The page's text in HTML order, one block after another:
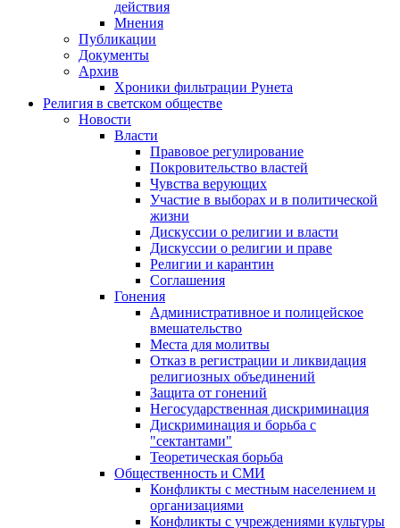
действия
Мнения
Публикации
Документы
Архив
Хроники фильтрации Рунета
Религия в светском обществе
Новости
Власти
Правовое регулирование
Покровительство властей
Чувства верующих
Участие в выборах и в политической
жизни
Дискуссии о религии и власти
Дискуссии о религии и праве
Религии и карантин
Соглашения
Гонения
Административное и полицейское
вмешательство
Места для молитвы
Отказ в регистрации и ликвидация
религиозных объединений
Защита от гонений
Негосударственная дискриминация
Дискриминация и борьба с
"сектантами"
Теоретическая борьба
Общественность и СМИ
Конфликты с местным населением и
организациями
Конфликты с учреждениями культуры